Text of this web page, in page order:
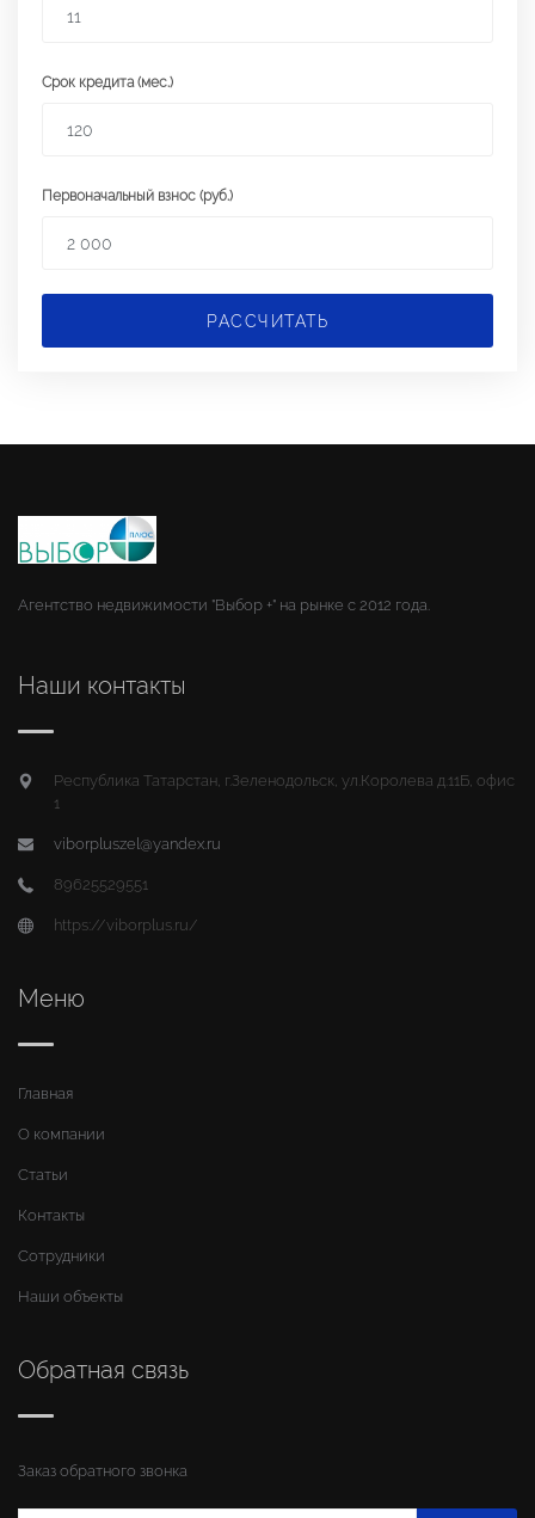
Срок кредита (мес.)
Первоначальный взнос (руб.)
РАССЧИТАТЬ
Агентство недвижимости "Выбор +" на рынке с 2012 года.
Наши контакты
Республика Татарстан, г.Зеленодольск, ул.Королева д.11Б, офис
1
viborpluszel@yandex.ru
89625529551
https://viborplus.ru/
Меню
Главная
О компании
Статьи
Контакты
Сотрудники
Наши объекты
Обратная связь
Заказ обратного звонка